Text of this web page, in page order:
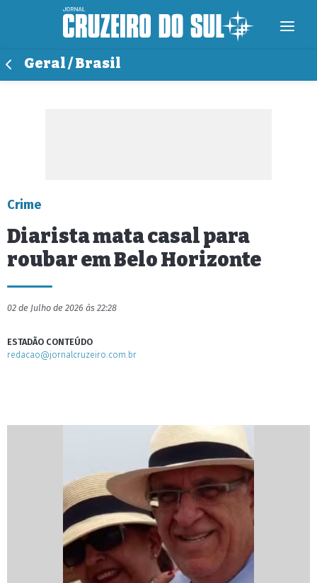
Geral / Brasil
Crime
Diarista mata casal para
roubar em Belo Horizonte
02 de Julho de 2026 às 22:28
ESTADÃO CONTEÚDO
redacao@jornalcruzeiro.com.br